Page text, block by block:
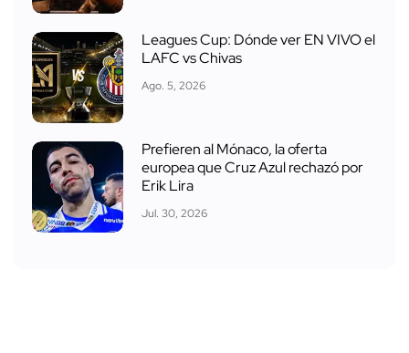
Leagues Cup: Dónde ver EN VIVO el
LAFC vs Chivas
Ago. 5, 2026
Prefieren al Mónaco, la oferta
europea que Cruz Azul rechazó por
Erik Lira
Jul. 30, 2026